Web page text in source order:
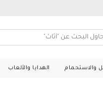
والاستحمام الهدايا والألعاب